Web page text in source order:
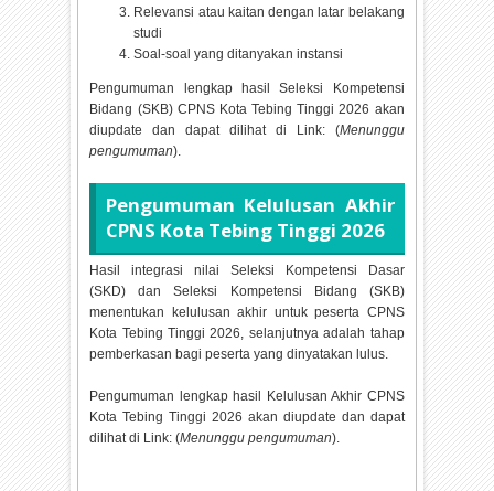
Relevansi atau kaitan dengan latar belakang
studi
Soal-soal yang ditanyakan instansi
Pengumuman lengkap hasil Seleksi Kompetensi
Bidang (SKB) CPNS Kota Tebing Tinggi2026 akan
diupdate dan dapat dilihat di Link: (Menunggu
pengumuman).
Pengumuman Kelulusan Akhir
CPNS Kota Tebing Tinggi 2026
Hasil integrasi nilai Seleksi Kompetensi Dasar
(SKD) dan Seleksi Kompetensi Bidang (SKB)
menentukan kelulusan akhir untuk peserta CPNS
Kota Tebing Tinggi2026, selanjutnya adalah tahap
pemberkasan bagi peserta yang dinyatakan lulus.
Pengumuman lengkap hasil Kelulusan Akhir CPNS
Kota Tebing Tinggi2026 akan diupdate dan dapat
dilihat di Link: (Menunggu pengumuman).